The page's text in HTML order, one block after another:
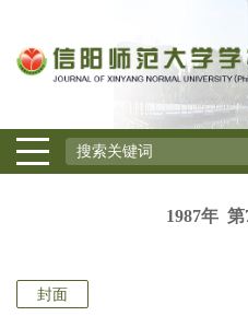
1987年
封面